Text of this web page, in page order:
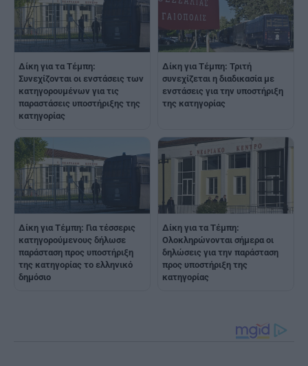
Δίκη για τα Τέμπη:
Συνεχίζονται οι ενστάσεις των
κατηγορουμένων για τις
παραστάσεις υποστήριξης της
κατηγορίας
Δίκη για Τέμπη: Τριτή
συνεχίζεται η διαδικασία με
ενστάσεις για την υποστήριξη
της κατηγορίας
Δίκη για Τέμπη: Για τέσσερις
κατηγορούμενους δήλωσε
παράσταση προς υποστήριξη
της κατηγορίας το ελληνικό
δημόσιο
Δίκη για τα Τέμπη:
Ολοκληρώνονται σήμερα οι
δηλώσεις για την παράσταση
προς υποστήριξη της
κατηγορίας